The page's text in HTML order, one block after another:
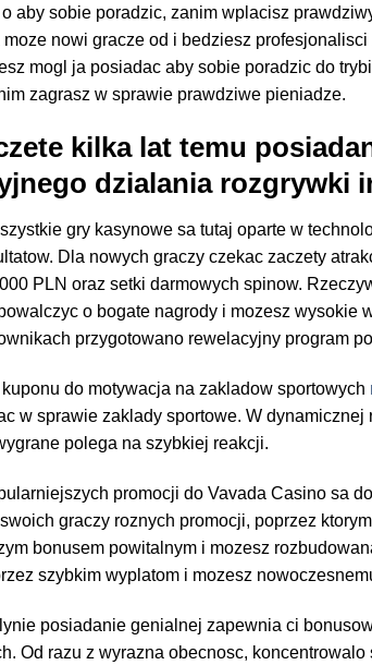
aby sobie poradzic, zanim wplacisz
nowi gracze od i bedziesz
mogl ja posiadac aby sobie poradzic do
zagrasz w sprawie prawdziwe pieniadze.
kilka lat temu
dzialania rozgrywki
gry kasynowe sa tutaj oparte w
Dla nowych graczy czekac zaczety
PLN oraz setki darmowych spinow.
o bogate nagrody i mozesz wysokie
przygotowano rewelacyjny program
do motywacja na zakladow sportowych
w sprawie zaklady sportowe. W
polega na szybkiej reakcji.
promocji do Vavada Casino sa
graczy roznych promocji, poprzez
bonusem powitalnym i mozesz
szybkim wyplatom i mozesz
posiadanie genialnej zapewnia ci
Od razu z wyrazna obecnosc,